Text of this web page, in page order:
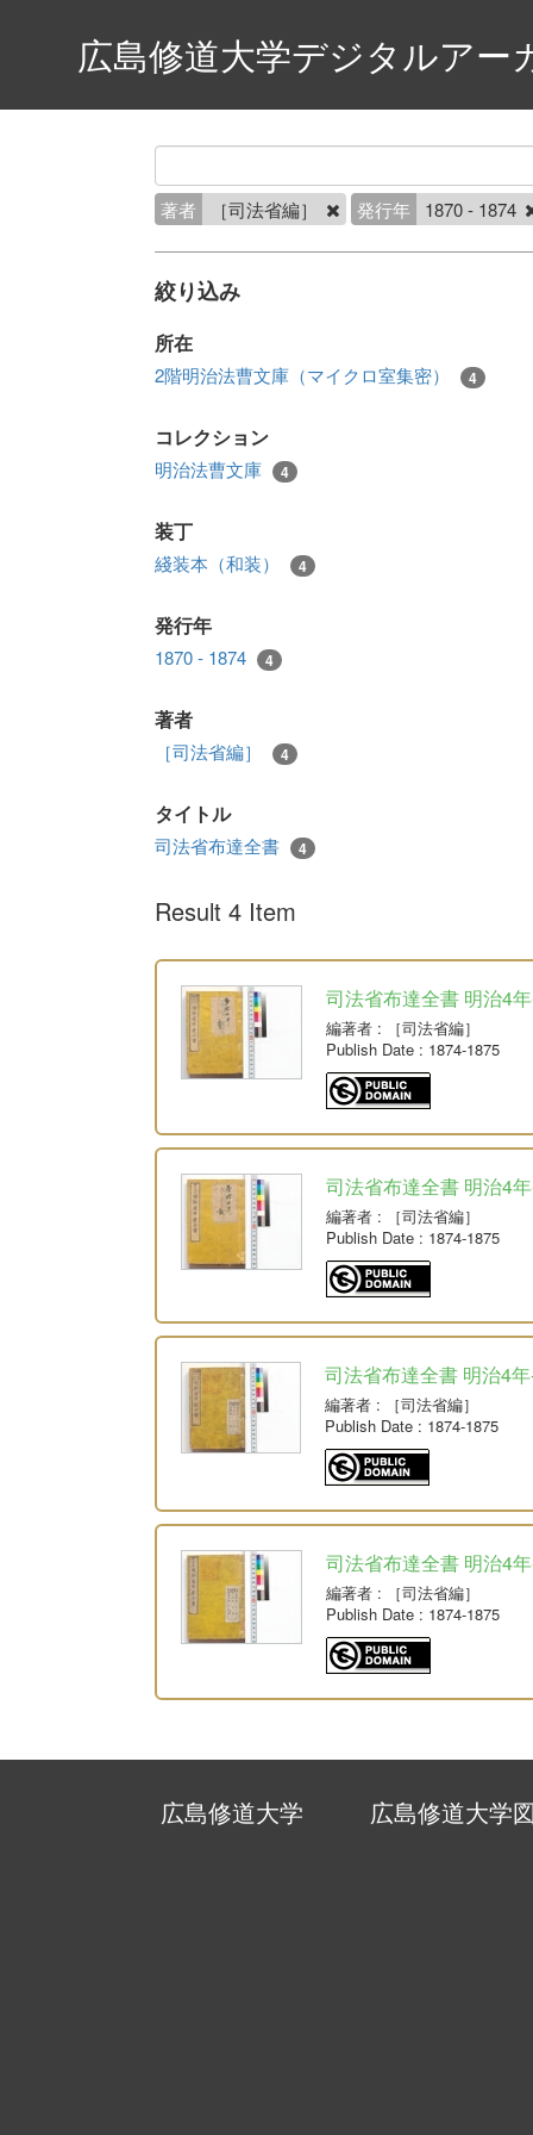
広島修道大学デジタルアー
著者 ［司法省編］ 発行年 1870 - 1874
絞り込み
所在
2階明治法曹文庫（マイクロ室集密） 4
コレクション
明治法曹文庫 4
装丁
綫装本（和装） 4
発行年
1870 - 1874 4
著者
［司法省編］ 4
タイトル
司法省布達全書 4
Result 4 Item
司法省布達全書 明治4
編著者 : ［司法省編］
Publish Date : 1874-1875
司法省布達全書 明治4
編著者 : ［司法省編］
Publish Date : 1874-1875
司法省布達全書 明治4
編著者 : ［司法省編］
Publish Date : 1874-1875
司法省布達全書 明治4
編著者 : ［司法省編］
Publish Date : 1874-1875
広島修道大学 広島修道大学